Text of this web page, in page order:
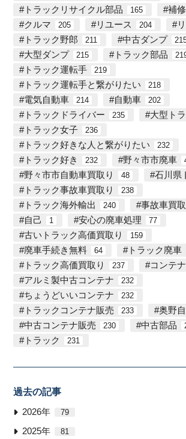
トラックリサイクル部品 165 補
クルマ 205 リユース 204
トラック野郎 211 中古ダンプ
大型ダンプ 215 トラック部品
トラック運転手 219
トラック運転手と繋がりたい 218
電気自動車 214 自動車 202
トラックドライバー 235 大型ト
トラック女子 236
トラック好きな人と繋がりたい 232
トラック好き 232 野々市市廃車
野々市市自動車買取り 48 石川県
トラック事故車買取り 238
トラック海外輸出 240 事故車買
自己 1 安心の廃車処理 77
古いトラック高価買取り 159
廃車手続き無料 64 トラック廃車
トラック高価買取り 237 コンテ
アルミ製中古コンテナ 232
ちょうどいいコンテナ 232
トラックコンテナ販売 233 奥野
中古コンテナ販売 230 中古部品
トラック 231
過去の記事
2026年 79
2025年 81